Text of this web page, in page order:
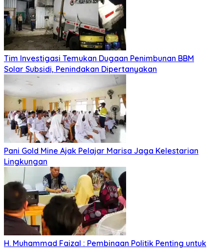
Tim Investigasi Temukan Dugaan Penimbunan BBM
Solar Subsidi, Penindakan Dipertanyakan
Pani Gold Mine Ajak Pelajar Marisa Jaga Kelestarian
Lingkungan
H. Muhammad Faizal : Pembinaan Politik Penting untuk